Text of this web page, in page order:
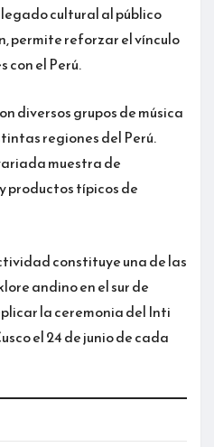
cultural al público
permite reforzar el vínculo
con el Perú.
diversos grupos de música
regiones del Perú.
muestra de
productos típicos de
constituye una de las
andino en el sur de
la ceremonia del Inti
el 24 de junio de cada